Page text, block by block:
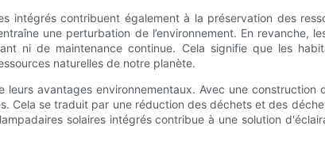
intégrés contribuent également à la préservation des
une perturbation de l’environnement. En revanche,
ni de maintenance continue. Cela signifie que les
naturelles de notre planète.
avantages environnementaux. Avec une
Cela se traduit par une réduction des déchets et des
solaires intégrés contribue à une solution